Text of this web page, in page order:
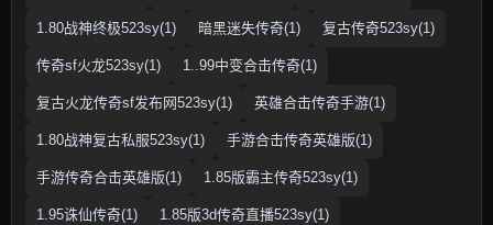
1.80战神终极523sy(1) 暗黑迷失传奇(1) 复古传奇523sy(1)
传奇sf火龙523sy(1) 1..99中变合击传奇(1)
复古火龙传奇sf发布网523sy(1) 英雄合击传奇手游(1)
1.80战神复古私服523sy(1) 手游合击传奇英雄版(1)
手游传奇合击英雄版(1) 1.85版霸主传奇523sy(1)
1.95诛仙传奇(1) 1.85版3d传奇直播523sy(1)